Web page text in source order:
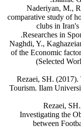
Naderiyan, M.,
comparative study of
clubs in
Researches in
Naghdi, Y.,
of the Economic
(Selected
Rezaei, SH.
Tourism. Ilam
Rezaei,
Investigating the
between